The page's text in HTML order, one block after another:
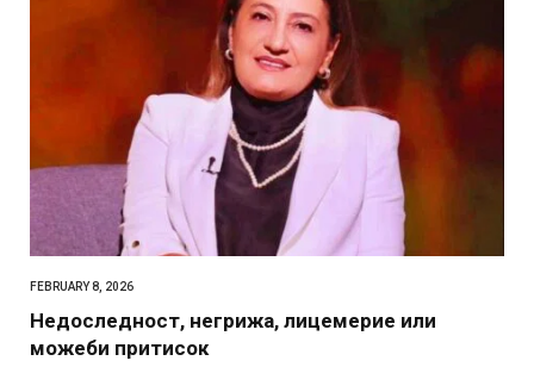
FEBRUARY 8, 2026
Недоследност, негрижа, лицемерие или
можеби притисок